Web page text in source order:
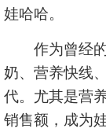
娃哈哈。
作为曾经的“
奶、营养快线
代。尤其是营
销售额，成为